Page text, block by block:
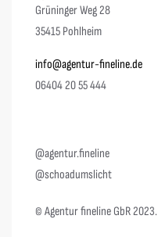
Grüninger Weg 28
35415 Pohlheim
info@agentur-fineline.de
06404 20 55 444
@agentur.fineline
@schoadumslicht
© Agentur fineline GbR 2023.